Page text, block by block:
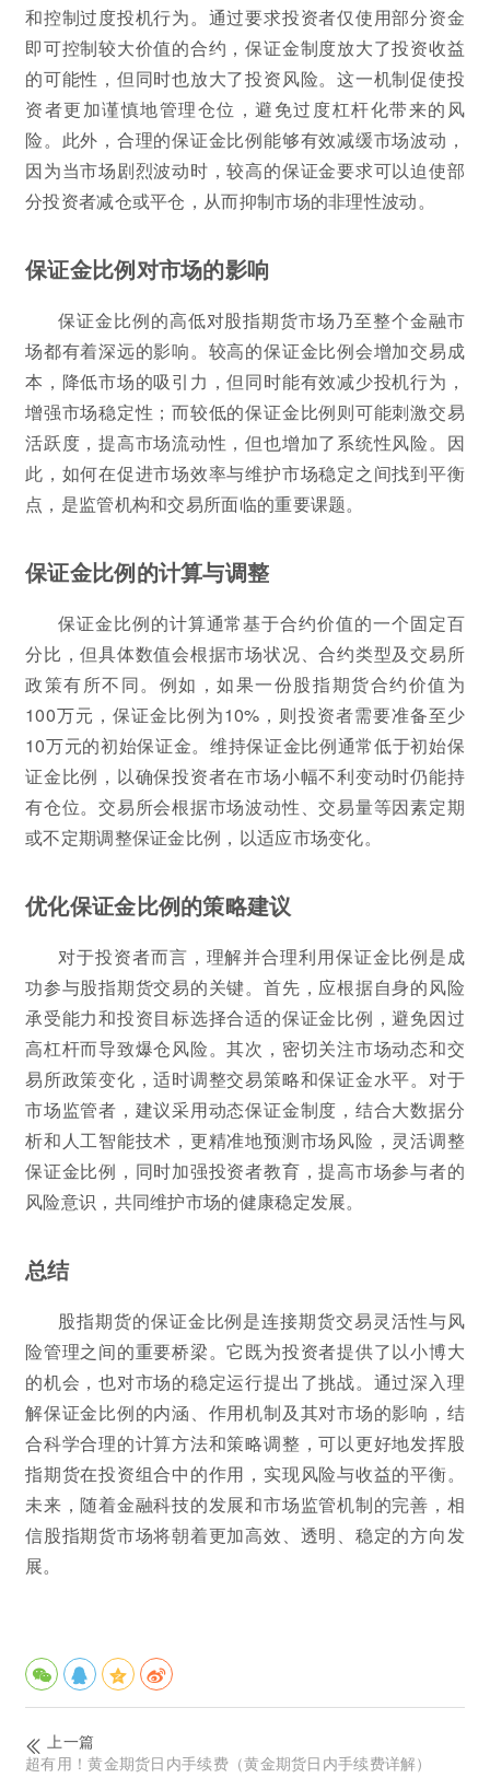
和控制过度投机行为。通过要求投资者仅使用部分资金
即可控制较大价值的合约，保证金制度放大了投资收益
的可能性，但同时也放大了投资风险。这一机制促使投
资者更加谨慎地管理仓位，避免过度杠杆化带来的风
险。此外，合理的保证金比例能够有效减缓市场波动，
因为当市场剧烈波动时，较高的保证金要求可以迫使部
分投资者减仓或平仓，从而抑制市场的非理性波动。
保证金比例对市场的影响
保证金比例的高低对股指期货市场乃至整个金融市
场都有着深远的影响。较高的保证金比例会增加交易成
本，降低市场的吸引力，但同时能有效减少投机行为，
增强市场稳定性；而较低的保证金比例则可能刺激交易
活跃度，提高市场流动性，但也增加了系统性风险。因
此，如何在促进市场效率与维护市场稳定之间找到平衡
点，是监管机构和交易所面临的重要课题。
保证金比例的计算与调整
保证金比例的计算通常基于合约价值的一个固定百
分比，但具体数值会根据市场状况、合约类型及交易所
政策有所不同。例如，如果一份股指期货合约价值为
100万元，保证金比例为10%，则投资者需要准备至少
10万元的初始保证金。维持保证金比例通常低于初始保
证金比例，以确保投资者在市场小幅不利变动时仍能持
有仓位。交易所会根据市场波动性、交易量等因素定期
或不定期调整保证金比例，以适应市场变化。
优化保证金比例的策略建议
对于投资者而言，理解并合理利用保证金比例是成
功参与股指期货交易的关键。首先，应根据自身的风险
承受能力和投资目标选择合适的保证金比例，避免因过
高杠杆而导致爆仓风险。其次，密切关注市场动态和交
易所政策变化，适时调整交易策略和保证金水平。对于
市场监管者，建议采用动态保证金制度，结合大数据分
析和人工智能技术，更精准地预测市场风险，灵活调整
保证金比例，同时加强投资者教育，提高市场参与者的
风险意识，共同维护市场的健康稳定发展。
总结
股指期货的保证金比例是连接期货交易灵活性与风
险管理之间的重要桥梁。它既为投资者提供了以小博大
的机会，也对市场的稳定运行提出了挑战。通过深入理
解保证金比例的内涵、作用机制及其对市场的影响，结
合科学合理的计算方法和策略调整，可以更好地发挥股
指期货在投资组合中的作用，实现风险与收益的平衡。
未来，随着金融科技的发展和市场监管机制的完善，相
信股指期货市场将朝着更加高效、透明、稳定的方向发
展。
上一篇
超有用！黄金期货日内手续费（黄金期货日内手续费详解）